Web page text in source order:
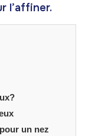
l’affiner.
un nez